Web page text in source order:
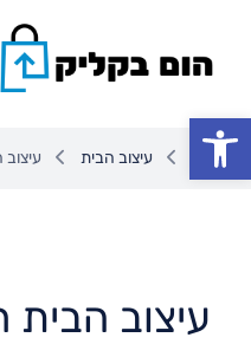
פתח סרגל
עיצוב הבית
עיצוב